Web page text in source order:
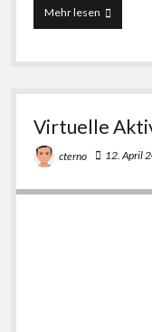
Mehr lesenHistorische
Quellen
deutschen
im
und
Virtuelle
cterno 12. April